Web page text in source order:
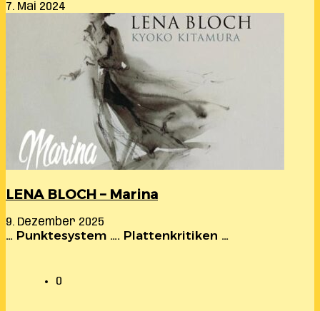
7. Mai 2024
LENA BLOCH – Marina
9. Dezember 2025
… Punktesystem …. Plattenkritiken …
0